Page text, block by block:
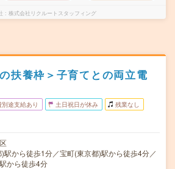
株式会社リクルートスタッフィング
扶養枠＞子育てとの両立電
別途支給あり 土日祝日が休み 残業なし
駅から徒歩1分／宝町(東京都)駅から徒歩4分／
から徒歩4分